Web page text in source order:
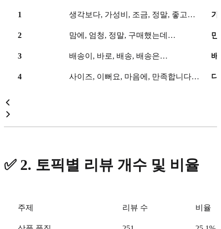
1 생각보다, 가성비, 조금, 정말, 좋고… 가
2 맘에, 엄청, 정말, 구매했는데… 만
3 배송이, 바로, 배송, 배송은… 배
4 사이즈, 이뻐요, 마음에, 만족합니다… 디
✅ 2. 토픽별 리뷰 개수 및 비율
주제 리뷰 수 비율